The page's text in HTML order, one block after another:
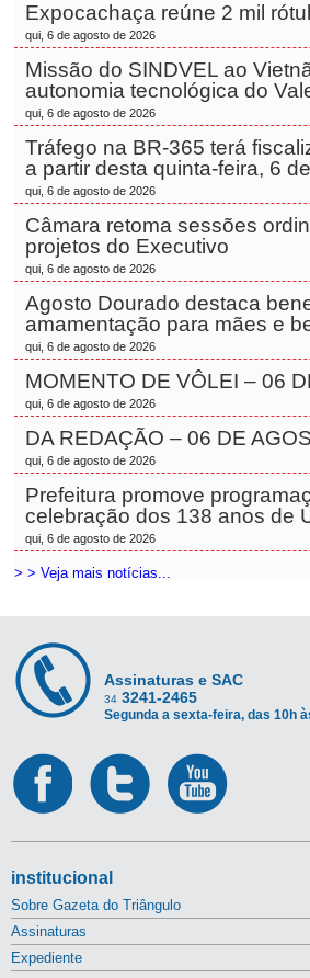
Expocachaça reúne 2 mil
qui, 6 de agosto de 2026
Missão do SINDVEL ao
autonomia tecnológica do
qui, 6 de agosto de 2026
Tráfego na BR-365 terá
a partir desta quinta-feira, 6
qui, 6 de agosto de 2026
Câmara retoma sessões
projetos do Executivo
qui, 6 de agosto de 2026
Agosto Dourado destaca
amamentação para mães e
qui, 6 de agosto de 2026
MOMENTO DE VÔLEI – 06
qui, 6 de agosto de 2026
DA REDAÇÃO – 06 DE
qui, 6 de agosto de 2026
Prefeitura promove
celebração dos 138 anos de
qui, 6 de agosto de 2026
> > Veja mais notícias...
Assinaturas e SAC
34 3241-2465
Segunda a sexta-feira, das 10h
institucional
Sobre Gazeta do Triângulo
Assinaturas
Expediente